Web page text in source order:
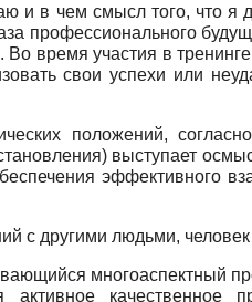
и в чем смысл того, что я
профессионального
время участия в
свои успехи или
положений,
выступает
с другими людьми,
многоаспектный
качественное